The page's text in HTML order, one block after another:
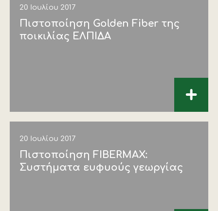
20 Ιουλίου 2017
Πιστοποίηση Golden Fiber της
ποικιλίας ΕΛΠΙΔΑ
+
20 Ιουλίου 2017
Πιστοποίηση FIBERMAX:
Συστήματα ευφυούς γεωργίας